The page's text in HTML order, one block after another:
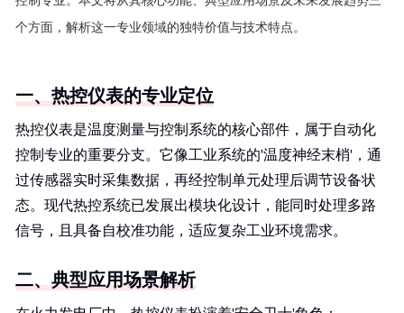
个方面，解析这一专业领域的独特价值与技术特点。
一、热控仪表的专业定位
热控仪表是温度测量与控制系统的核心部件，属于自动化
控制专业的重要分支。它像工业系统的'温度神经末梢'，通
过传感器实时采集数据，再经控制单元处理后调节设备状
态。现代热控系统已发展出模块化设计，能同时处理多路
信号，且具备自校准功能，适应复杂工业环境需求。
二、典型应用场景解析